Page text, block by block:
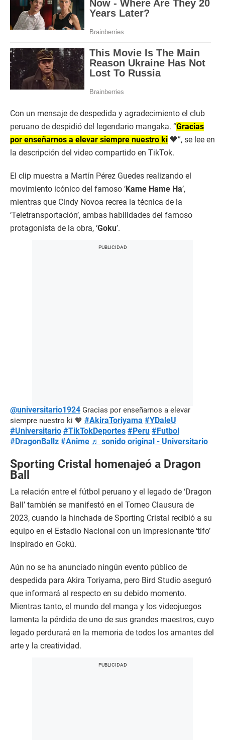
Con un mensaje de despedida y agradecimiento el club
peruano de despidió del legendario mangaka. “Gracias
por enseñarnos a elevar siempre nuestro ki 🧡”, se lee en
la descripción del video compartido en TikTok.
El clip muestra a Martín Pérez Guedes realizando el
movimiento icónico del famoso ‘Kame Hame Ha’,
mientras que Cindy Novoa recrea la técnica de la
‘Teletransportación’, ambas habilidades del famoso
protagonista de la obra, ‘Goku’.
@universitario1924 Gracias por enseñarnos a elevar
siempre nuestro ki 🧡 #AkiraToriyama #YDaleU
#Universitario #TikTokDeportes #Peru #Futbol
#DragonBallz #Anime ♬ sonido original - Universitario
Sporting Cristal homenajeó a Dragon
Ball
La relación entre el fútbol peruano y el legado de ‘Dragon
Ball’ también se manifestó en el Torneo Clausura de
2023, cuando la hinchada de Sporting Cristal recibió a su
equipo en el Estadio Nacional con un impresionante ‘tifo’
inspirado en Gokú.
Aún no se ha anunciado ningún evento público de
despedida para Akira Toriyama, pero Bird Studio aseguró
que informará al respecto en su debido momento.
Mientras tanto, el mundo del manga y los videojuegos
lamenta la pérdida de uno de sus grandes maestros, cuyo
legado perdurará en la memoria de todos los amantes del
arte y la creatividad.